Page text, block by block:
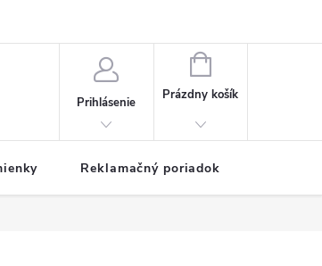
Prihlásenie
NÁKUPNÝ
KOŠÍK
Prázdny košík
Reklamačný poriadok